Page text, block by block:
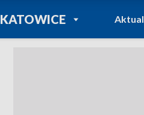
KATOWICEPOWRÓT DO
TVP REGIONY